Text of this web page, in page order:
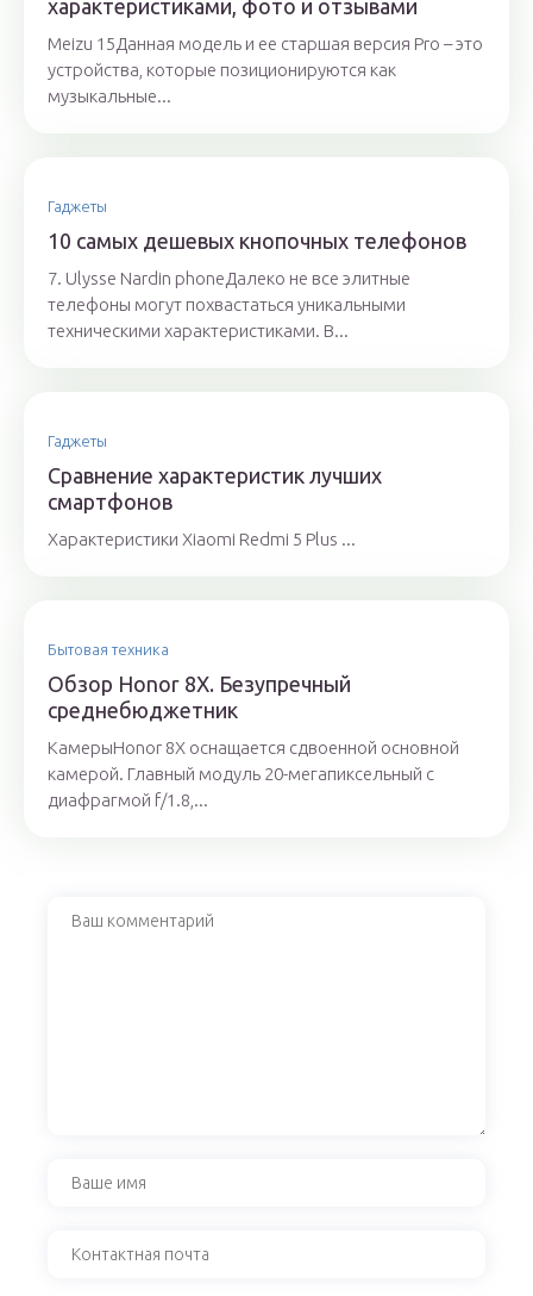
характеристиками, фото и отзывами
Meizu 15Данная модель и ее старшая версия Pro – это
устройства, которые позиционируются как
музыкальные...
Гаджеты
10 самых дешевых кнопочных телефонов
7. Ulysse Nardin phoneДалеко не все элитные
телефоны могут похвастаться уникальными
техническими характеристиками. В...
Гаджеты
Сравнение характеристик лучших
смартфонов
Характеристики Xiaomi Redmi 5 Plus ...
Бытовая техника
Обзор Honor 8X. Безупречный
среднебюджетник
КамерыHonor 8X оснащается сдвоенной основной
камерой. Главный модуль 20-мегапиксельный с
диафрагмой f/1.8,...